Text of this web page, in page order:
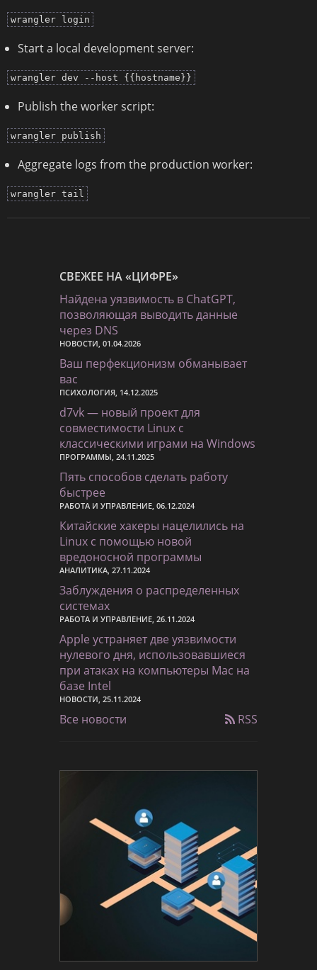
wrangler login
Start a local development server:
wrangler dev --host {{hostname}}
Publish the worker script:
wrangler publish
Aggregate logs from the production worker:
wrangler tail
СВЕЖЕЕ НА «ЦИФРЕ»
Найдена уязвимость в ChatGPT,
позволяющая выводить данные
через DNS
НОВОСТИ, 01.04.2026
Ваш перфекционизм обманывает
вас
ПСИХОЛОГИЯ, 14.12.2025
d7vk — новый проект для
совместимости Linux с
классическими играми на Windows
ПРОГРАММЫ, 24.11.2025
Пять способов сделать работу
быстрее
РАБОТА И УПРАВЛЕНИЕ, 06.12.2024
Китайские хакеры нацелились на
Linux с помощью новой
вредоносной программы
АНАЛИТИКА, 27.11.2024
Заблуждения о распределенных
системах
РАБОТА И УПРАВЛЕНИЕ, 26.11.2024
Apple устраняет две уязвимости
нулевого дня, использовавшиеся
при атаках на компьютеры Mac на
базе Intel
НОВОСТИ, 25.11.2024
Все новости RSS